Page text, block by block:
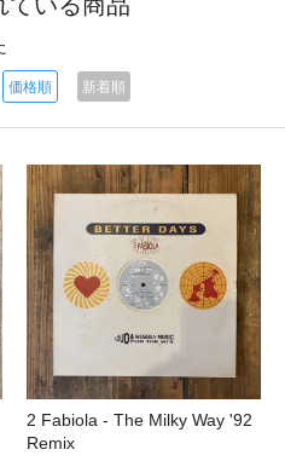
価格順 新着順
2 Fabiola - The Milky Way '92
Remix